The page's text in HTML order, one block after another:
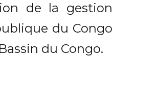
de la gestion
du Congo
du Congo.